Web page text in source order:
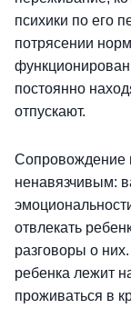
психики по его
потрясении
постоянно
отпускают.
Сопровождение
ненавязчивым:
отвлекать
разговоры о
ребенка лежит
проживаться в